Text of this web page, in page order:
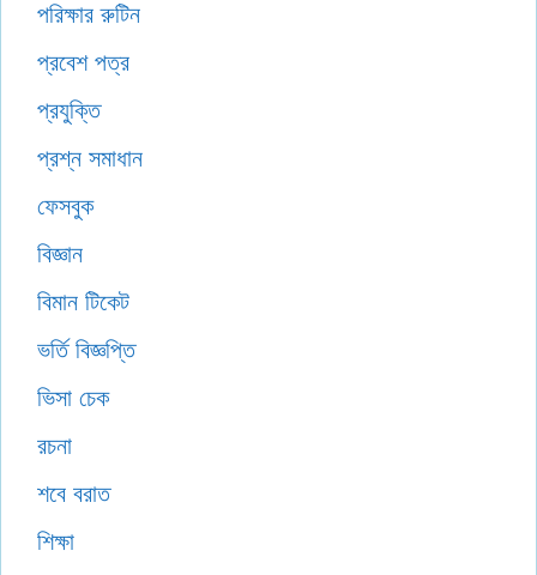
পরিক্ষার রুটিন
প্রবেশ পত্র
প্রযুক্তি
প্রশ্ন সমাধান
ফেসবুক
বিজ্ঞান
বিমান টিকেট
ভর্তি বিজ্ঞপ্তি
ভিসা চেক
রচনা
শবে বরাত
শিক্ষা